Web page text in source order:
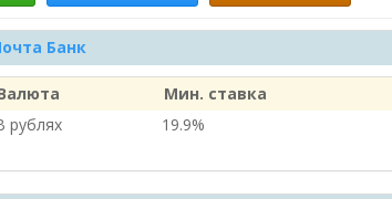
Банк
Мин. ставка
рублях
19.9%